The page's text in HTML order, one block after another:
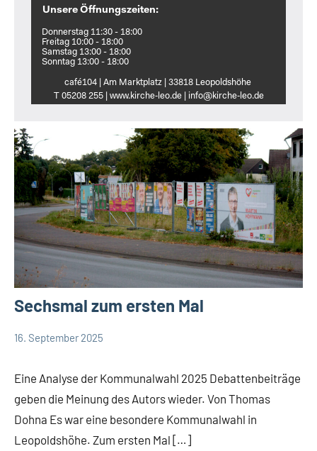
Unsere Öffnungszeiten:
Donnerstag 11:30 - 18:00
Freitag 10:00 - 18:00
Samstag 13:00 - 18:00
Sonntag 13:00 - 18:00
café104 | Am Marktplatz | 33818 Leopoldshöhe
T 05208 255 | www.kirche‑leo.de | info@kirche‑leo.de
Sechsmal zum ersten Mal
Beiträge
Grünen
16. September 2025
Thomas
Eine Analyse der Kommunalwahl 2025 Debattenbeiträge
geben die Meinung des Autors wieder. Von Thomas
Dohna Es war eine besondere Kommunalwahl in
Leopoldshöhe. Zum ersten Mal […]